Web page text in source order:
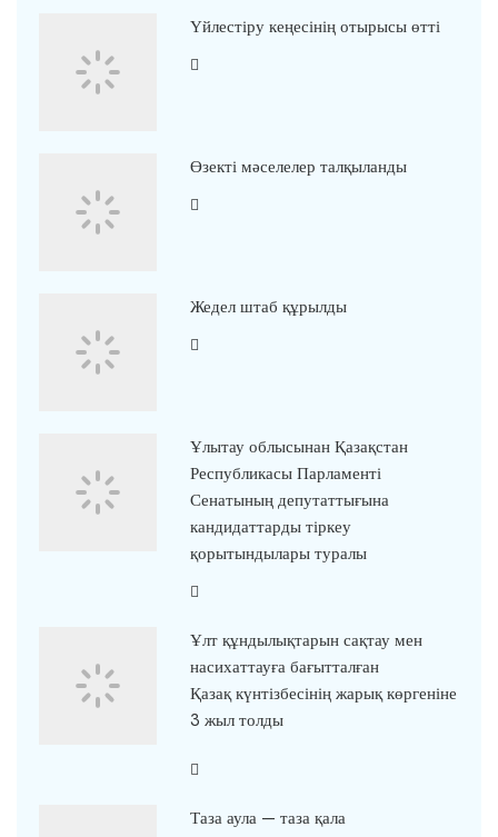
Үйлестіру кеңесінің отырысы өтті
Өзекті мәселелер талқыланды
Жедел штаб құрылды
Ұлытау облысынан Қазақстан
Республикасы Парламенті
Сенатының депутаттығына
кандидаттарды тіркеу
қорытындылары туралы
Ұлт құндылықтарын сақтау мен
насихаттауға бағытталған
Қазақ күнтізбесінің жарық көргеніне
3 жыл толды
Таза аула — таза қала